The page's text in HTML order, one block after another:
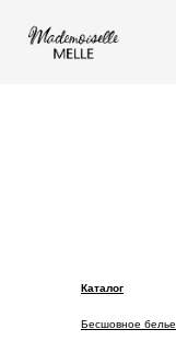
Каталог
Бесшовное белье